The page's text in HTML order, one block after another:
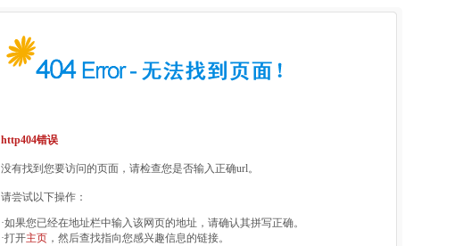
http404错误
没有找到您要访问的页面，请检查您是否输入正确url。
请尝试以下操作：
·如果您已经在地址栏中输入该网页的地址，请确认其拼写正确。
·打开主页 ，然后查找指向您感兴趣信息的链接。